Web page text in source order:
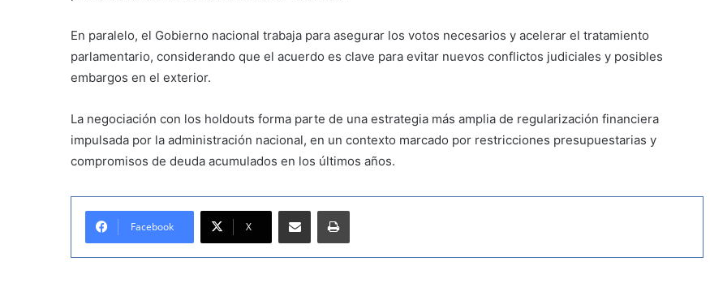
En paralelo, el Gobierno nacional trabaja para asegurar los votos necesarios y acelerar el tratamiento
parlamentario, considerando que el acuerdo es clave para evitar nuevos conflictos judiciales y posibles
embargos en el exterior.
La negociación con los holdouts forma parte de una estrategia más amplia de regularización financiera
impulsada por la administración nacional, en un contexto marcado por restricciones presupuestarias y
compromisos de deuda acumulados en los últimos años.
Facebook X